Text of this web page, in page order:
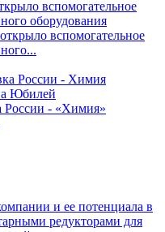
вспомогательное
России - «Химия»